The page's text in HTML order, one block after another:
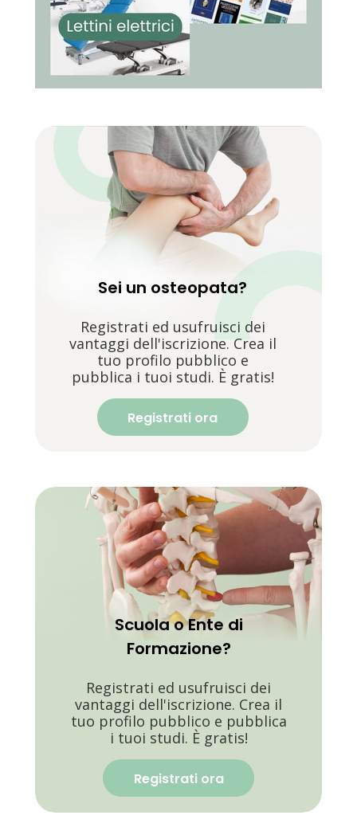
Sei un osteopata?
Registrati ed usufruisci dei
vantaggi dell'iscrizione. Crea il
tuo profilo pubblico e
pubblica i tuoi studi. È gratis!
Registrati ora
Scuola o Ente di
Formazione?
Registrati ed usufruisci dei
vantaggi dell'iscrizione. Crea il
tuo profilo pubblico e pubblica
i tuoi studi. È gratis!
Registrati ora